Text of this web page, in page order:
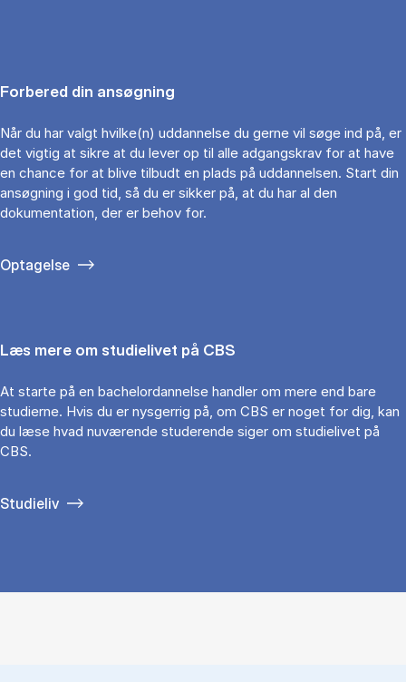
Forbered din ansøgning
Når du har valgt hvilke(n) uddannelse du gerne vil søge ind på, er
det vigtig at sikre at du lever op til alle adgangskrav for at have
en chance for at blive tilbudt en plads på uddannelsen. Start din
ansøgning i god tid, så du er sikker på, at du har al den
dokumentation, der er behov for.
Optagelse
Læs mere om studielivet på CBS
At starte på en bachelordannelse handler om mere end bare
studierne. Hvis du er nysgerrig på, om CBS er noget for dig, kan
du læse hvad nuværende studerende siger om studielivet på
CBS.
Studieliv